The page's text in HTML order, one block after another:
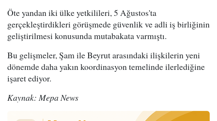
Öte yandan iki ülke yetkilileri, 5 Ağustos'ta
gerçekleştirdikleri görüşmede güvenlik ve adli iş birliğinin
geliştirilmesi konusunda mutabakata varmıştı.
Bu gelişmeler, Şam ile Beyrut arasındaki ilişkilerin yeni
dönemde daha yakın koordinasyon temelinde ilerlediğine
işaret ediyor.
Kaynak: Mepa News